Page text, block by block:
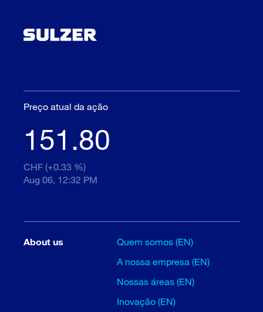
Preço atual da ação
151.80
CHF (+0.33 %)
Aug 06, 12:32 PM
About us
Quem somos (EN)
A nossa empresa (EN)
Nossas áreas (EN)
Inovação (EN)